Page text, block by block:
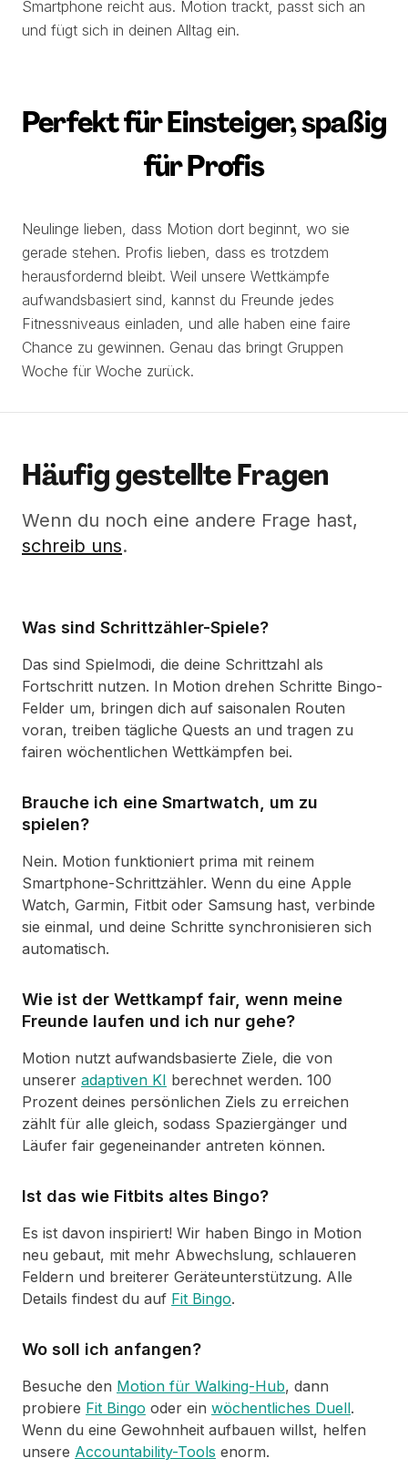
Smartphone reicht aus. Motion trackt, passt sich an
und fügt sich in deinen Alltag ein.
Perfekt für Einsteiger, spaßig
für Profis
Neulinge lieben, dass Motion dort beginnt, wo sie
gerade stehen. Profis lieben, dass es trotzdem
herausfordernd bleibt. Weil unsere Wettkämpfe
aufwandsbasiert sind, kannst du Freunde jedes
Fitnessniveaus einladen, und alle haben eine faire
Chance zu gewinnen. Genau das bringt Gruppen
Woche für Woche zurück.
Häufig gestellte Fragen
Wenn du noch eine andere Frage hast,
schreib uns.
Was sind Schrittzähler-Spiele?
Das sind Spielmodi, die deine Schrittzahl als
Fortschritt nutzen. In Motion drehen Schritte Bingo-
Felder um, bringen dich auf saisonalen Routen
voran, treiben tägliche Quests an und tragen zu
fairen wöchentlichen Wettkämpfen bei.
Brauche ich eine Smartwatch, um zu
spielen?
Nein. Motion funktioniert prima mit reinem
Smartphone-Schrittzähler. Wenn du eine Apple
Watch, Garmin, Fitbit oder Samsung hast, verbinde
sie einmal, und deine Schritte synchronisieren sich
automatisch.
Wie ist der Wettkampf fair, wenn meine
Freunde laufen und ich nur gehe?
Motion nutzt aufwandsbasierte Ziele, die von
unserer adaptiven KI berechnet werden. 100
Prozent deines persönlichen Ziels zu erreichen
zählt für alle gleich, sodass Spaziergänger und
Läufer fair gegeneinander antreten können.
Ist das wie Fitbits altes Bingo?
Es ist davon inspiriert! Wir haben Bingo in Motion
neu gebaut, mit mehr Abwechslung, schlaueren
Feldern und breiterer Geräteunterstützung. Alle
Details findest du auf Fit Bingo.
Wo soll ich anfangen?
Besuche den Motion für Walking-Hub, dann
probiere Fit Bingo oder ein wöchentliches Duell.
Wenn du eine Gewohnheit aufbauen willst, helfen
unsere Accountability-Tools enorm.